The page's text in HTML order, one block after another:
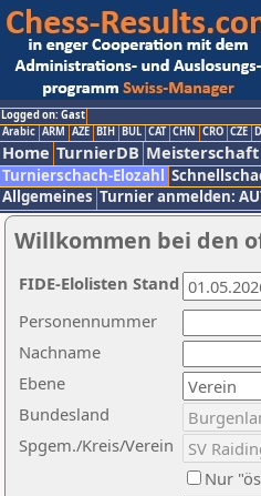
Logged on: Gast
Arabic ARM AZE BIH BUL CAT CHN CRO CZE
Home TurnierDB Meisterschaft
Turnierschach-Elozahl
Allgemeines Turnier anmelden:
Willkommen bei den
Nachname
Ebene
Personennummer
Bundesland
Spgem./Kreis/Verein
Nur
FIDE-Elolisten Stand